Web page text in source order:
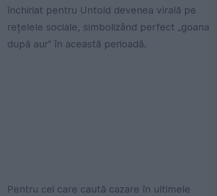
închiriat pentru Untold devenea virală pe
rețelele sociale, simbolizând perfect „goana
după aur” în această perioadă.
Pentru cei care caută cazare în ultimele